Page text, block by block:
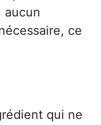
aucun
ce
qui ne